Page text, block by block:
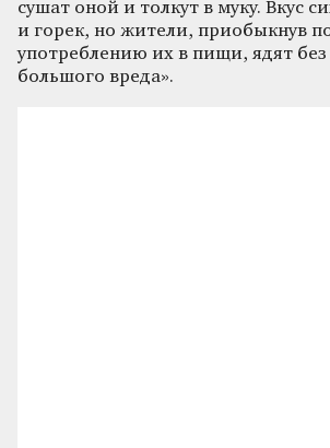
сушат оной и толкут в муку. Вкус
и горек, но жители, приобыкнув
употреблению их в пищи, ядят
большого вреда».